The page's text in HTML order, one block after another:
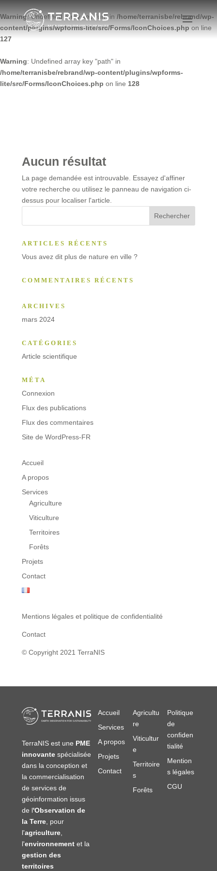
Warning: Undefined array key "url" in /home/terranisbe/rebrand/wp-
content/plugins/wpforms-lite/src/Forms/IconChoices.php on line
127
Warning: Undefined array key "path" in
/home/terranisbe/rebrand/wp-content/plugins/wpforms-
lite/src/Forms/IconChoices.php on line 128
Aucun résultat
La page demandée est introuvable. Essayez d'affiner
votre recherche ou utilisez le panneau de navigation ci-
dessus pour localiser l'article.
ARTICLES RÉCENTS
Vous avez dit plus de nature en ville ?
COMMENTAIRES RÉCENTS
ARCHIVES
mars 2024
CATÉGORIES
Article scientifique
MÉTA
Connexion
Flux des publications
Flux des commentaires
Site de WordPress-FR
Accueil
A propos
Services
Agriculture
Viticulture
Territoires
Forêts
Projets
Contact
Mentions légales et politique de confidentialité
Contact
© Copyright 2021 TerraNIS
TerraNIS est une PME
innovantespécialisée
dans la conception et
la commercialisation
de services de
géoinformation issus
de l'Observation de
la Terre, pour
l'agriculture,
l'environnementet la
gestion des
territoires
Accueil
Services
A propos
Projets
Contact
Agricultu
re
Viticultur
e
Territoire
s
Forêts
Politique
de
confiden
tialité
Mention
s légales
CGU